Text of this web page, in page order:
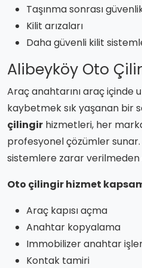
Taşınma sonrası
Kilit arızaları
Daha güvenli kilit
Alibeyköy Oto
Araç anahtarını araç içinde
kaybetmek sık yaşanan bir
çilingir hizmetleri, her
profesyonel çözümler
sistemlere zarar verilmeden
Oto çilingir hizmet
Araç kapısı açma
Anahtar kopyalama
Immobilizer anahtar
Kontak tamiri